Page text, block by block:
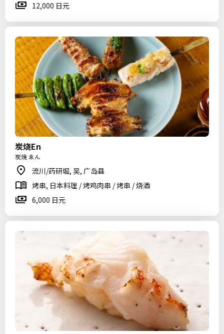
12,000 日元
炭烧En
炭焼 ゑん
流川/药研堀, 吴, 广岛县
烤串, 日本料理 / 烤鸡肉串 / 烤串 / 烧酒
6,000 日元